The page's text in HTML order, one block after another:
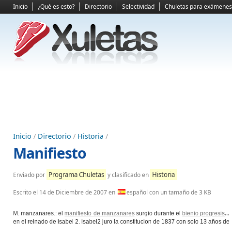
Inicio ¿Qué es esto? Directorio Selectividad Chuletas para exámenes
Inicio / Directorio / Historia /
Manifiesto
Enviado por Programa Chuletas y clasificado en Historia
Escrito el 14 de Diciembre de 2007en español con un tamaño de 3 KB
M. manzanares.: elmanifiesto de manzanaressurgio durante el bienio progresista
en el reinado de isabel 2. isabel2 juro la constitucion de 1837 con solo 13 años de